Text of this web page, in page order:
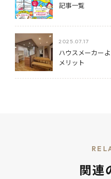
記事一覧
2025.07.17
ハウスメーカー
メリット
関連